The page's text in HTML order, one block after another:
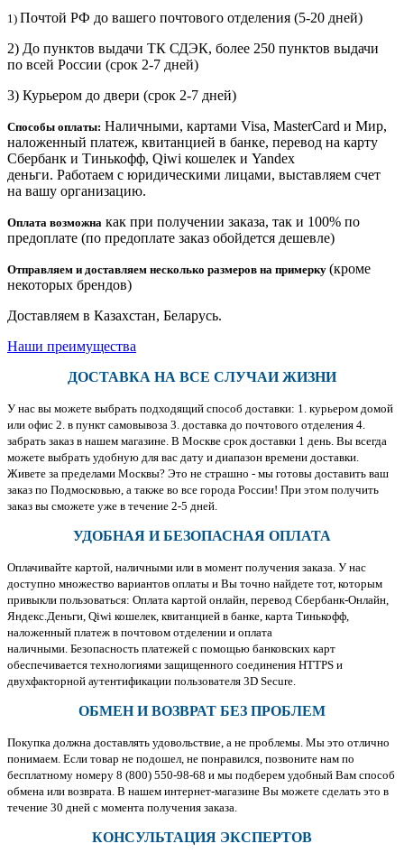
1) Почтой РФ до вашего почтового отделения (5-20 дней)
2) До пунктов выдачи ТК СДЭК, более 250 пунктов выдачи
по всей России (срок 2-7 дней)
3) Курьером до двери (срок 2-7 дней)
Способы оплаты: Наличными, картами Visa, MasterCard и Мир,
наложенный платеж, квитанцией в банке, перевод на карту
Сбербанк и Тинькофф, Qiwi кошелек и Yandex
деньги. Работаем с юридическими лицами, выставляем счет
на вашу организацию.
Оплата возможна как при получении заказа, так и 100% по
предоплате (по предоплате заказ обойдется дешевле)
Отправляем и доставляем несколько размеров на примерку (кроме
некоторых брендов)
Доставляем в Казахстан, Беларусь.
Наши преимущества
ДОСТАВКА НА ВСЕ СЛУЧАИ ЖИЗНИ
У нас вы можете выбрать подходящий способ доставки: 1. курьером домой
или офис 2. в пункт самовывоза 3. доставка до почтового отделения 4.
забрать заказ в нашем магазине. В Москве срок доставки 1 день. Вы всегда
можете выбрать удобную для вас дату и диапазон времени доставки.
Живете за пределами Москвы? Это не страшно - мы готовы доставить ваш
заказ по Подмосковью, а также во все города России! При этом получить
заказ вы сможете уже в течение 2-5 дней.
УДОБНАЯ И БЕЗОПАСНАЯ ОПЛАТА
Оплачивайте картой, наличными или в момент получения заказа. У нас
доступно множество вариантов оплаты и Вы точно найдете тот, которым
привыкли пользоваться: Оплата картой онлайн, перевод Сбербанк-Онлайн,
Яндекс.Деньги, Qiwi кошелек, квитанцией в банке, карта Тинькофф,
наложенный платеж в почтовом отделении и оплата
наличными. Безопасность платежей с помощью банковских карт
обеспечивается технологиями защищенного соединения HTTPS и
двухфакторной аутентификации пользователя 3D Secure.
ОБМЕН И ВОЗВРАТ БЕЗ ПРОБЛЕМ
Покупка должна доставлять удовольствие, а не проблемы. Мы это отлично
понимаем. Если товар не подошел, не понравился, позвоните нам по
бесплатному номеру 8 (800) 550-98-68 и мы подберем удобный Вам способ
обмена или возврата. В нашем интернет-магазине Вы можете сделать это в
течение 30 дней с момента получения заказа.
КОНСУЛЬТАЦИЯ ЭКСПЕРТОВ